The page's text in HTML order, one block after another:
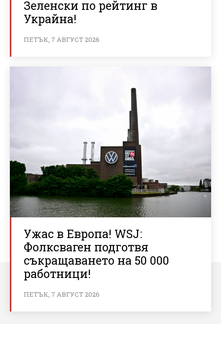
Зеленски по рейтинг в
Украйна!
ПЕТЪК, 7 АВГУСТ 2026
Ужас в Европа! WSJ:
Фолксваген подготвя
съкращаването на 50 000
работници!
ПЕТЪК, 7 АВГУСТ 2026